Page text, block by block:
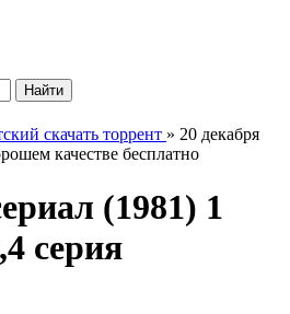
Найти
скачать торрент » 20 декабря
качестве бесплатно
(1981) 1
серия